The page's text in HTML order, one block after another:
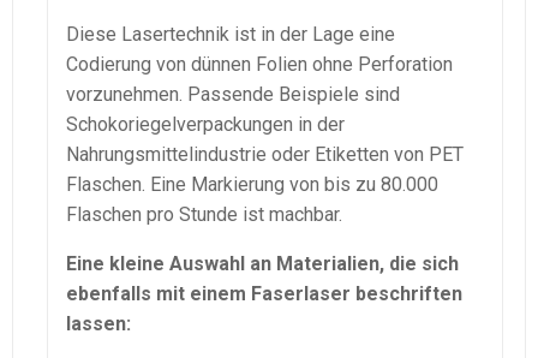
Diese Lasertechnik ist in der Lage eine
Codierung von dünnen Folien ohne Perforation
vorzunehmen. Passende Beispiele sind
Schokoriegelverpackungen in der
Nahrungsmittelindustrie oder Etiketten von PET
Flaschen. Eine Markierung von bis zu 80.000
Flaschen pro Stunde ist machbar.
Eine kleine Auswahl an Materialien, die sich
ebenfalls mit einem Faserlaser beschriften
lassen: